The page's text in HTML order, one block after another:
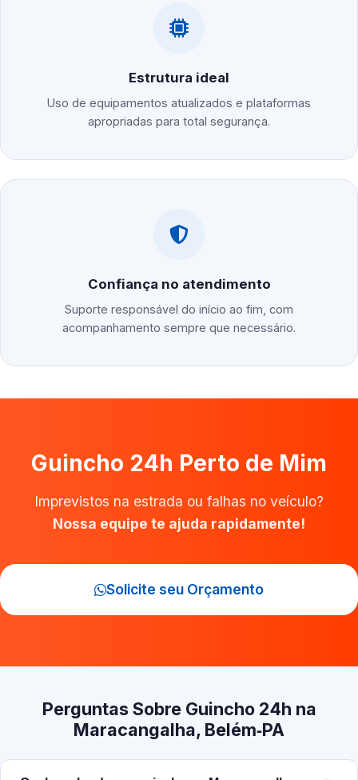
Estrutura ideal
Uso de equipamentos atualizados e plataformas
apropriadas para total segurança.
Confiança no atendimento
Suporte responsável do início ao fim, com
acompanhamento sempre que necessário.
Guincho 24h Perto de Mim
Imprevistos na estrada ou falhas no veículo?
Nossa equipe te ajuda rapidamente!
Solicite seu Orçamento
Perguntas Sobre Guincho 24h na
Maracangalha, Belém‑PA